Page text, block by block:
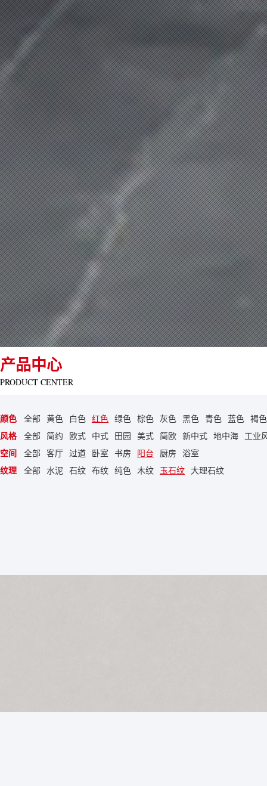
产品中心
PRODUCT CENTER
颜色 全部 黄色 白色 红色 绿色 棕色 灰色 黑色 青色 蓝色
褐色
风格
全部 简约 欧式 中式 田园 美式 简欧 新中式 地中海
工业
空间
全部 客厅 过道 卧室 书房 阳台 厨房
浴室
纹理
全部 水泥 石纹 布纹 纯色 木纹 玉石纹 大理石纹